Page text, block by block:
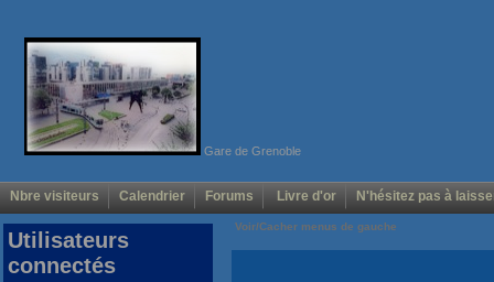
Gare de Grenoble
Nbre visiteurs Calendrier Forums Livre d'or N'hésitez pas à
Voir/Cacher menus de gauche
Utilisateurs
connectés